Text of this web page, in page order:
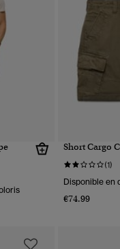
Short Cargo
(1)
Disponible en
€74.99